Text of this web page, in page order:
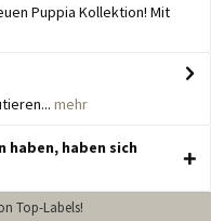
Puppia Kollektion! Mit
mehr
haben, haben sich
Top-Labels!